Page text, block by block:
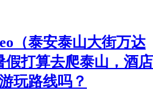
（泰安泰山大街万达
假打算去爬泰山，酒店
玩路线吗？